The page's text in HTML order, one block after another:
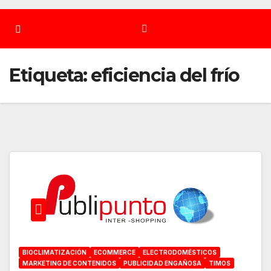
Etiqueta:eficiencia del frío
BIOCLIMATIZACIÓN ECOMMERCE
ELECTRODOMÉSTICOS
MARKETING DE CONTENIDOS
PUBLICIDAD ENGAÑOSA TIMOS